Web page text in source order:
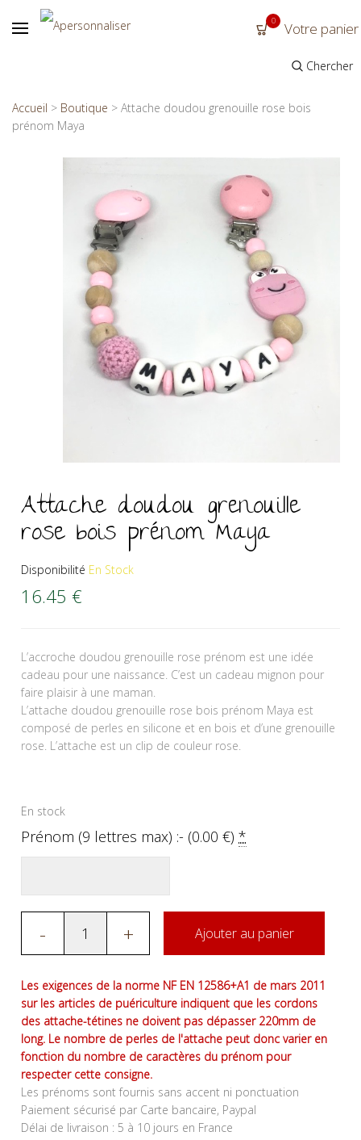
0 Votre panier
Chercher
Accueil > Boutique > Attache doudou grenouille rose bois
prénom Maya
Attache doudou grenouille
rose bois prénom Maya
Disponibilité En Stock
16.45 €
L’accroche doudou grenouille rose prénom est une idée
cadeau pour une naissance. C’est un cadeau mignon pour
faire plaisir à une maman.
L’attache doudou grenouille rose bois prénom Maya est
composé de perles en silicone et en bois et d’une grenouille
rose. L’attache est un clip de couleur rose.
En stock
Prénom (9 lettres max) :- (0.00€)*
- + Ajouter au panier
Les exigences de la norme NF EN 12586+A1 de mars 2011
sur les articles de puériculture indiquent que les cordons
des attache-tétines ne doivent pas dépasser 220mm de
long. Le nombre de perles de l'attache peut donc varier en
fonction du nombre de caractères du prénom pour
respecter cette consigne.
Les prénoms sont fournis sans accent ni ponctuation
Paiement sécurisé par Carte bancaire, Paypal
Délai de livraison : 5 à 10 jours en France